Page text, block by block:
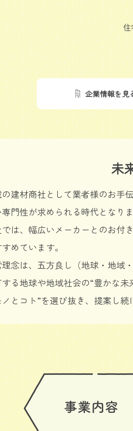
企業情報を見
未
建材商社として業者様のお手
専門性が求められる時代となりま
は、幅広いメーカーとのお付
めています。
念は、五方良し（地球・地域
る地球や地域社会の“豊かな
とコト”を選び抜き、提案し続